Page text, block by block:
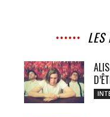
LES